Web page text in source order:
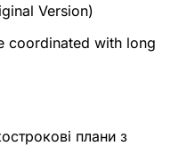
Version)
coordinated with long
плани з